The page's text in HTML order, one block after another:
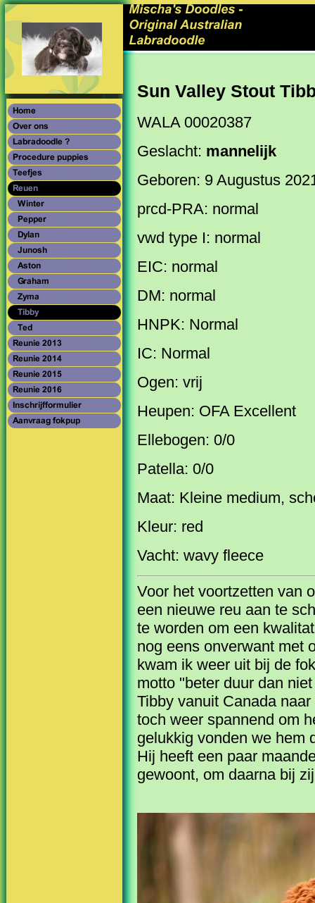
Sun Valley Stout
WALA 00020387
Geslacht: mannelijk
Geboren: 9 Augustus
prcd-PRA: normal
vwd type I: normal
EIC: normal
DM: normal
HNPK: Normal
IC: Normal
Ogen: vrij
Heupen: OFA Excellent
Ellebogen: 0/0
Patella: 0/0
Maat: Kleine medium,
Kleur: red
Vacht: wavy fleece
Voor het voortzetten van
een nieuwe reu aan te
te worden om een
nog eens onverwant met
kwam ik weer uit bij de
motto "beter duur dan
Tibby vanuit Canada
toch weer spannend om
gelukkig vonden we hem
Hij heeft een paar
gewoont, om daarna bij